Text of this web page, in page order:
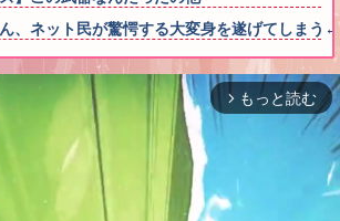
ん、ネット民が驚愕する大変身を遂げてしま
arrow_forward_ios もっと読む